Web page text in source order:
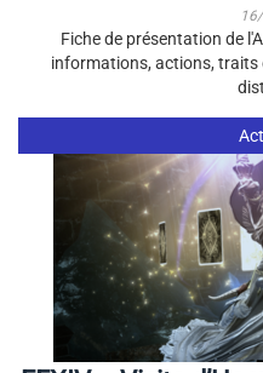
Fiche de présentation de
informations, actions, traits